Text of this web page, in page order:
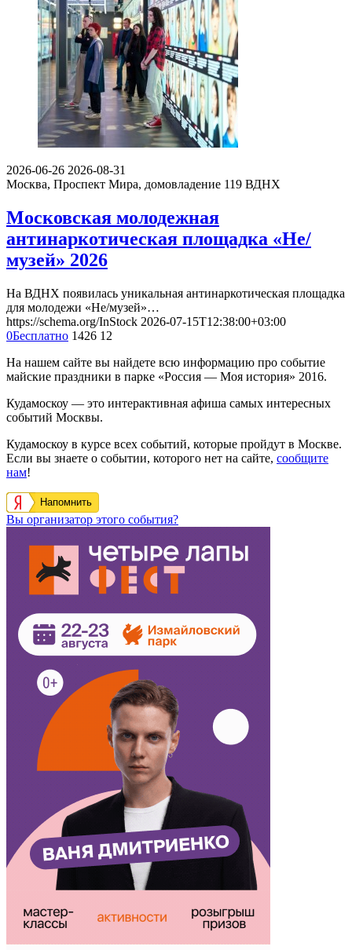
2026-06-26 2026-08-31
Москва, Проспект Мира, домовладение 119 ВДНХ
Московская молодежная
антинаркотическая площадка «Не/
музей» 2026
На ВДНХ появилась уникальная антинаркотическая площадка
для молодежи «Не/музей»…
https://schema.org/InStock 2026-07-15T12:38:00+03:00
0Бесплатно 1426 12
На нашем сайте вы найдете всю информацию про событие
майские праздники в парке «Россия — Моя история» 2016.
Кудамоскоу — это интерактивная афиша самых интересных
событий Москвы.
Кудамоскоу в курсе всех событий, которые пройдут в Москве.
Если вы знаете о событии, которого нет на сайте, сообщите
нам!
Напомнить
Вы организатор этого события?